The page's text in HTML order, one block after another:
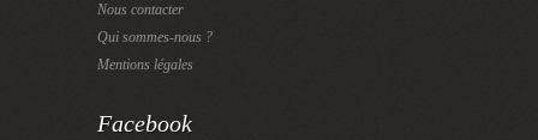
Nous contacter
Qui sommes-nous ?
Mentions légales
Facebook